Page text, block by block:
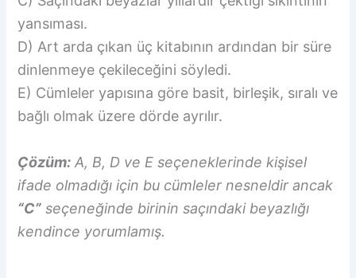
yansıması.
D) Art arda çıkan üç kitabının ardından bir süre
dinlenmeye çekileceğini söyledi.
E) Cümleler yapısına göre basit, birleşik, sıralı ve
bağlı olmak üzere dörde ayrılır.
Çözüm: A, B, D ve E seçeneklerinde kişisel
ifade olmadığı için bu cümleler nesneldir ancak
“C” seçeneğinde birinin saçındaki beyazlığı
kendince yorumlamış.